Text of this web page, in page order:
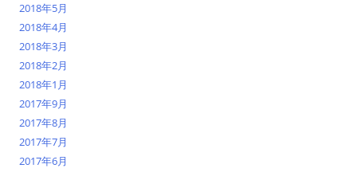
2018年5月
2018年4月
2018年3月
2018年2月
2018年1月
2017年9月
2017年8月
2017年7月
2017年6月